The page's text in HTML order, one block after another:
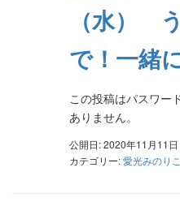
（水）
で！一緒
この投稿はパスワー
ありません。
公開日: 2020年11月11日
カテゴリー:愛光みのり